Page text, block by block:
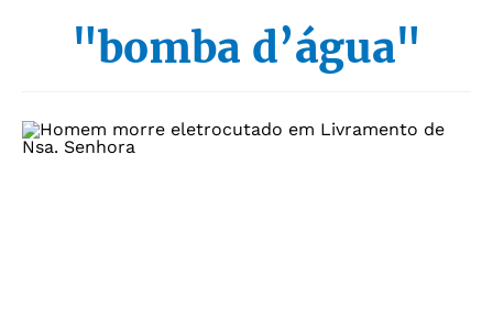
"bomba d’água"